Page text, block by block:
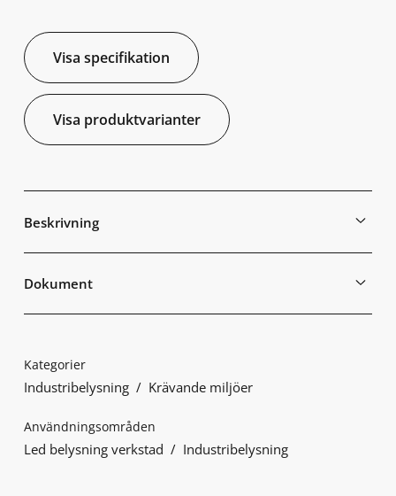
Visa specifikation
Visa produktvarianter
Beskrivning
Dokument
Kategorier
Industribelysning Krävande miljöer
Användningsområden
Led belysning verkstad Industribelysning